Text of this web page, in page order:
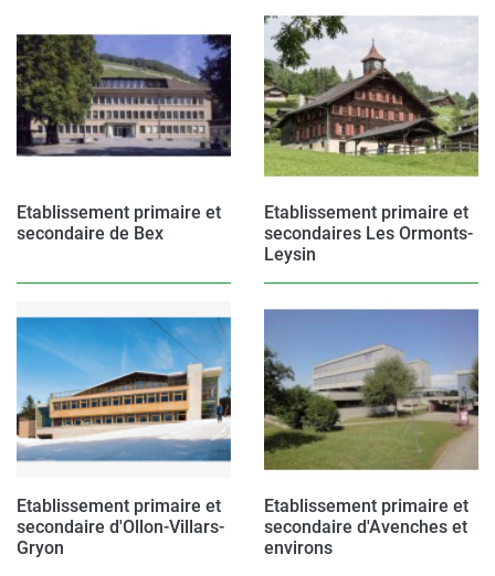
Etablissement primaire et
secondaire de Bex
Etablissement primaire et
secondaires Les Ormonts-
Leysin
Etablissement primaire et
secondaire d'Ollon-Villars-
Gryon
Etablissement primaire et
secondaire d'Avenches et
environs